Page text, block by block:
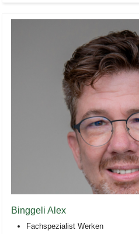
Binggeli Alex
Fachspezialist Werken